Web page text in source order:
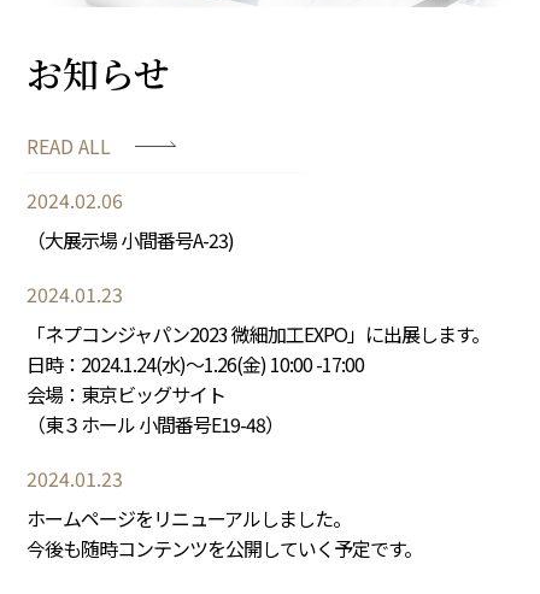
お知らせ
READ ALL
2024.02.06
（大展示場 小間番号A-23)
2024.01.23
「ネプコンジャパン2023 微細加工EXPO」に出展します。
日時：2024.1.24(水)～1.26(金) 10:00 -17:00
会場：東京ビッグサイト
（東３ホール 小間番号E19-48）
2024.01.23
ホームページをリニューアルしました。
今後も随時コンテンツを公開していく予定です。